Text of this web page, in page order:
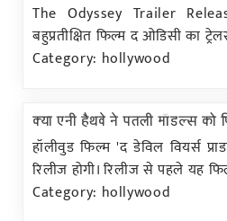
The Odyssey Trailer
बहुप्रतीक्षित फिल्म द ओडिसी का
Category: hollywood
क्या एनी हैथवे ने पतली मॉडल्स को
हॉलीवुड फिल्म 'द डेविल वियर्स
रिलीज होगी। रिलीज से पहले यह
Category: hollywood